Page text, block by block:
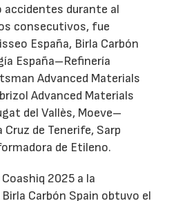
accidentes durante al
consecutivos, fue
España, Birla Carbón
España–Refinería
Advanced Materials
Advanced Materials
del Vallès, Moeve–
de Tenerife, Sarp
de Etileno.
2025 a la
Carbón Spain obtuvo el